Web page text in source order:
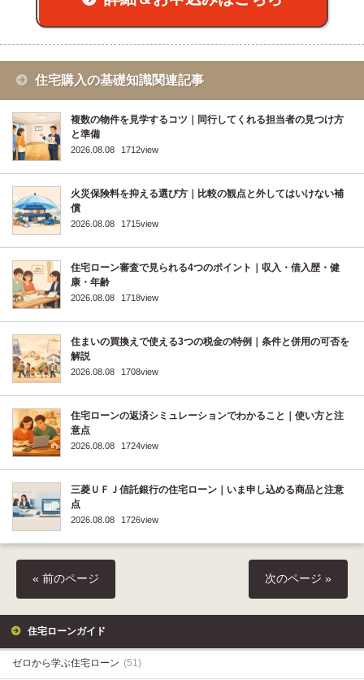
住宅購入の基礎知識関連記事
複数の物件を見学するコツ｜同行してくれる担当者の見つけ方
と準備
2026.08.08 1712view
火災保険料を抑える選び方｜比較の観点と外してはいけない補
償
2026.08.08 1715view
住宅ローン審査で見られる4つのポイント｜収入・借入歴・健
康・年齢
2026.08.08 1718view
住まいの買換えで使える3つの税金の特例｜条件と併用の可否を
解説
2026.08.08 1708view
住宅ローンの返済シミュレーションでわかること｜使い方と注
意点
2026.08.08 1724view
三菱ＵＦＪ信託銀行の住宅ローン｜いま申し込める商品と注意
点
2026.08.08 1726view
« 前のページ 次のページ »
住宅ローンガイド
ゼロから学ぶ住宅ローン (51)